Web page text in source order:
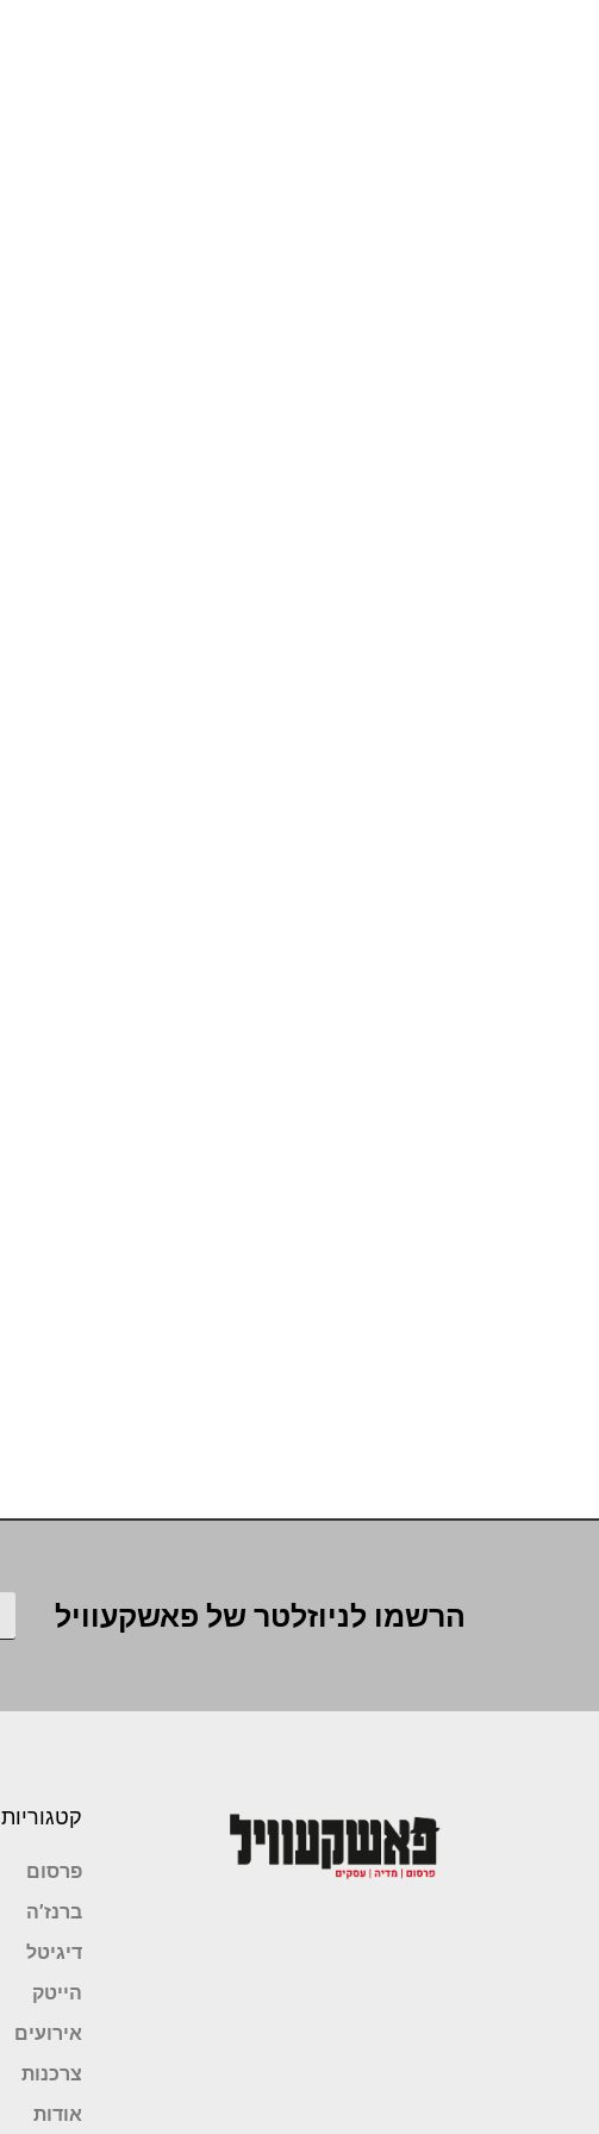
הרשמו לניוזלטר של פאשקעוויל
קטגוריות
פרסום
ברנז’ה
דיגיטל
הייטק
אירועים
צרכנות
אודות